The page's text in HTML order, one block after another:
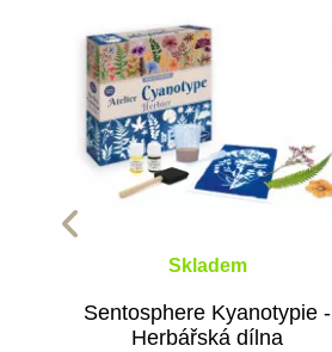
Skladem
Sentosphere Kyanotypie -
Herbářská dílna